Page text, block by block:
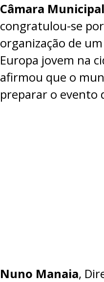
Câmara
congratulou-se
organização de
Europa jovem na
afirmou que o
preparar o evento
Nuno Manaia,